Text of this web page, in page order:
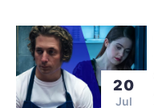
20
Jul